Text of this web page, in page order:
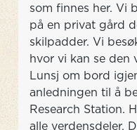
som finnes her. Vi
på en privat gård
skilpadder. Vi
hvor vi kan se den
Lunsj om bord
anledningen til å
Research Station.
alle verdensdeler.